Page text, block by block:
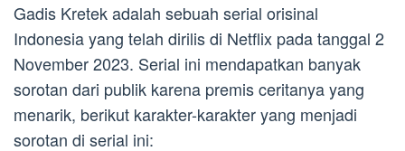
Gadis Kretek adalah sebuah serial orisinal
Indonesia yang telah dirilis di Netflix pada tanggal 2
November 2023. Serial ini mendapatkan banyak
sorotan dari publik karena premis ceritanya yang
menarik, berikut karakter-karakter yang menjadi
sorotan di serial ini: